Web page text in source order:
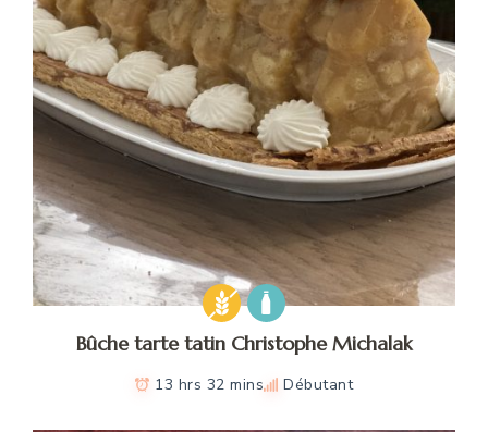
Bûche tarte tatin Christophe Michalak
13 hrs 32 mins Débutant